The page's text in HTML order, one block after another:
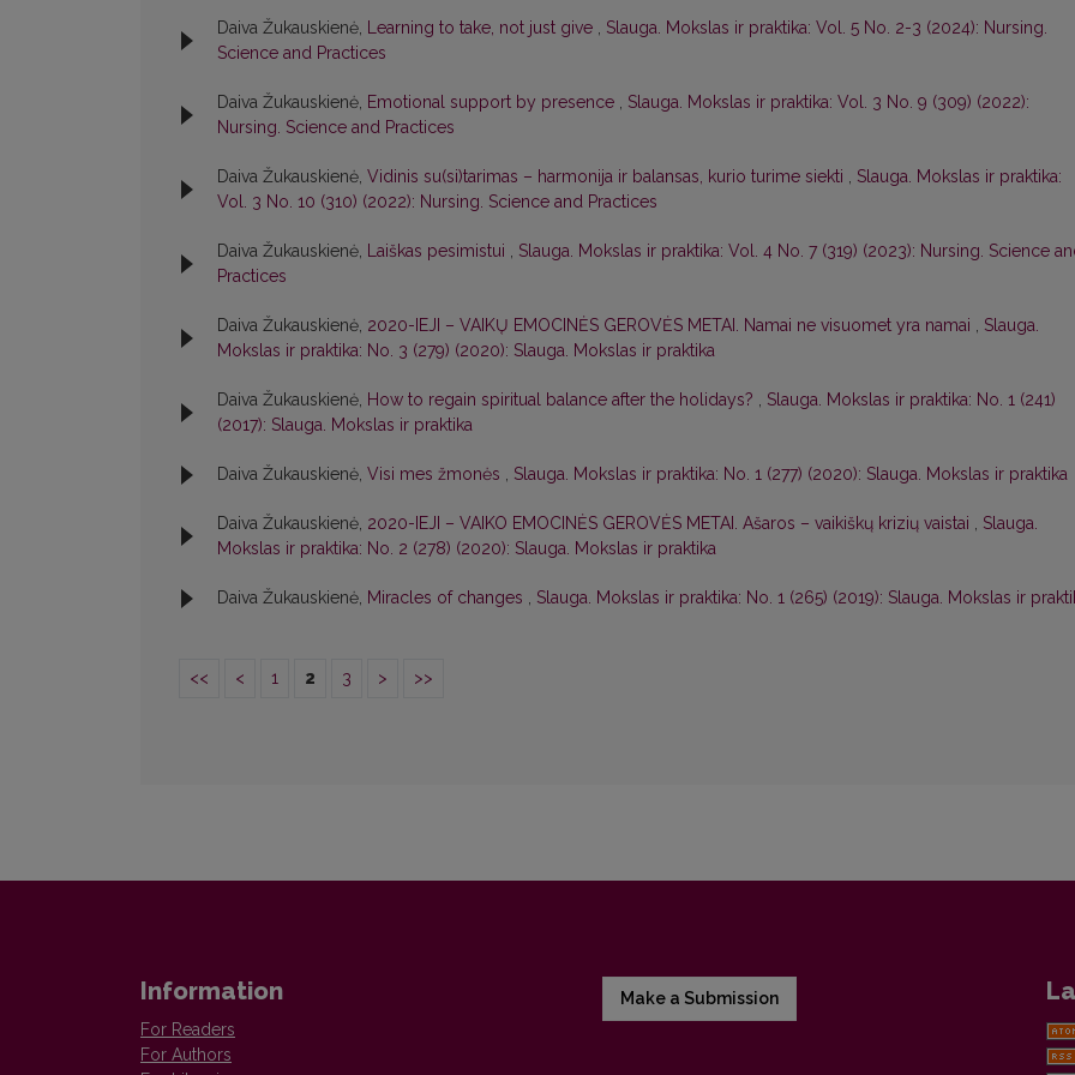
Daiva Žukauskienė, Learning to take, not just give , Slauga. Mokslas ir praktika: Vol. 5 No. 2-3 (2024): Nursing.
Science and Practices
Daiva Žukauskienė, Emotional support by presence , Slauga. Mokslas ir praktika: Vol. 3 No. 9 (309) (2022):
Nursing. Science and Practices
Daiva Žukauskienė, Vidinis su(si)tarimas – harmonija ir balansas, kurio turime siekti , Slauga. Mokslas ir praktika:
Vol. 3 No. 10 (310) (2022): Nursing. Science and Practices
Daiva Žukauskienė, Laiškas pesimistui , Slauga. Mokslas ir praktika: Vol. 4 No. 7 (319) (2023): Nursing. Science
Practices
Daiva Žukauskienė, 2020-IEJI – VAIKŲ EMOCINĖS GEROVĖS METAI. Namai ne visuomet yra namai , Slauga.
Mokslas ir praktika: No. 3 (279) (2020): Slauga. Mokslas ir praktika
Daiva Žukauskienė, How to regain spiritual balance after the holidays? , Slauga. Mokslas ir praktika: No. 1 (241)
(2017): Slauga. Mokslas ir praktika
Daiva Žukauskienė, Visi mes žmonės , Slauga. Mokslas ir praktika: No. 1 (277) (2020): Slauga. Mokslas ir praktika
Daiva Žukauskienė, 2020-IEJI – VAIKO EMOCINĖS GEROVĖS METAI. Ašaros – vaikiškų krizių vaistai , Slauga.
Mokslas ir praktika: No. 2 (278) (2020): Slauga. Mokslas ir praktika
Daiva Žukauskienė, Miracles of changes , Slauga. Mokslas ir praktika: No. 1 (265) (2019): Slauga. Mokslas ir
<< < 1 2 3 > >>
Information
For Readers
For Authors
Make a Submission